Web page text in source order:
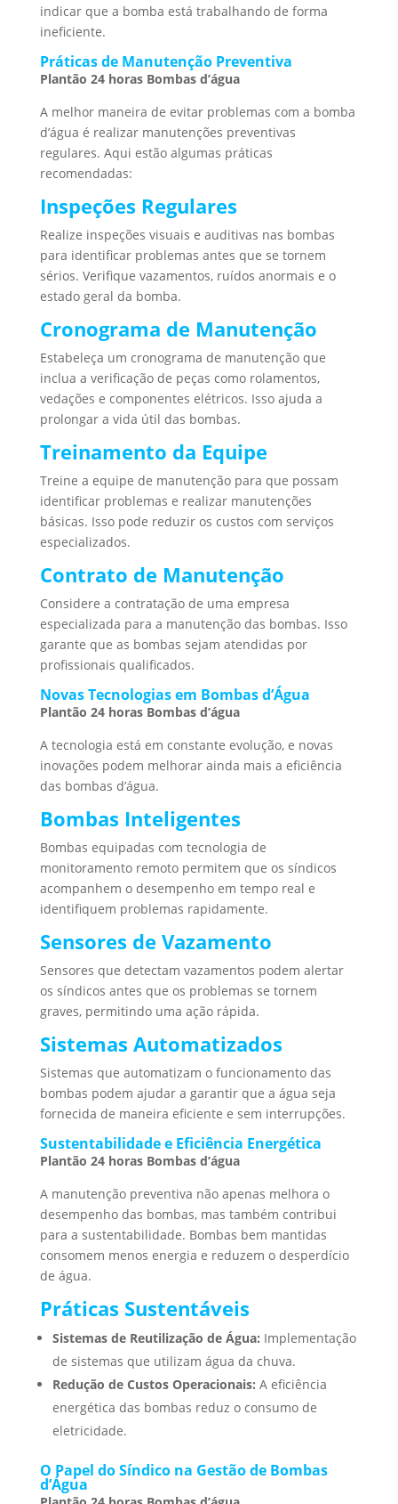
indicar que a bomba está trabalhando de forma
ineficiente.
Práticas de Manutenção Preventiva
Plantão 24 horas Bombas d’água
A melhor maneira de evitar problemas com a bomba
d’água é realizar manutenções preventivas
regulares. Aqui estão algumas práticas
recomendadas:
Inspeções Regulares
Realize inspeções visuais e auditivas nas bombas
para identificar problemas antes que se tornem
sérios. Verifique vazamentos, ruídos anormais e o
estado geral da bomba.
Cronograma de Manutenção
Estabeleça um cronograma de manutenção que
inclua a verificação de peças como rolamentos,
vedações e componentes elétricos. Isso ajuda a
prolongar a vida útil das bombas.
Treinamento da Equipe
Treine a equipe de manutenção para que possam
identificar problemas e realizar manutenções
básicas. Isso pode reduzir os custos com serviços
especializados.
Contrato de Manutenção
Considere a contratação de uma empresa
especializada para a manutenção das bombas. Isso
garante que as bombas sejam atendidas por
profissionais qualificados.
Novas Tecnologias em Bombas d’Água
Plantão 24 horas Bombas d’água
A tecnologia está em constante evolução, e novas
inovações podem melhorar ainda mais a eficiência
das bombas d’água.
Bombas Inteligentes
Bombas equipadas com tecnologia de
monitoramento remoto permitem que os síndicos
acompanhem o desempenho em tempo real e
identifiquem problemas rapidamente.
Sensores de Vazamento
Sensores que detectam vazamentos podem alertar
os síndicos antes que os problemas se tornem
graves, permitindo uma ação rápida.
Sistemas Automatizados
Sistemas que automatizam o funcionamento das
bombas podem ajudar a garantir que a água seja
fornecida de maneira eficiente e sem interrupções.
Sustentabilidade e Eficiência Energética
Plantão 24 horas Bombas d’água
A manutenção preventiva não apenas melhora o
desempenho das bombas, mas também contribui
para a sustentabilidade. Bombas bem mantidas
consomem menos energia e reduzem o desperdício
de água.
Práticas Sustentáveis
Sistemas de Reutilização de Água: Implementação
de sistemas que utilizam água da chuva.
Redução de Custos Operacionais: A eficiência
energética das bombas reduz o consumo de
eletricidade.
O Papel do Síndico na Gestão de Bombas
d’Água